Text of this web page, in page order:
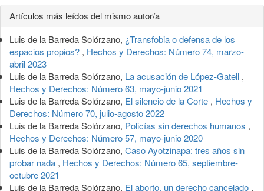
Detalles
del
artículo
Artículos más leídos del mismo autor/a
Luis de la Barreda Solórzano, ¿Transfobia o defensa de los
espacios propios? , Hechos y Derechos: Número 74, marzo-
abril 2023
Luis de la Barreda Solórzano, La acusación de López-Gatell ,
Hechos y Derechos: Número 63, mayo-junio 2021
Luis de la Barreda Solórzano, El silencio de la Corte , Hechos y
Derechos: Número 70, julio-agosto 2022
Luis de la Barreda Solórzano, Policías sin derechos humanos ,
Hechos y Derechos: Número 57, mayo-junio 2020
Luis de la Barreda Solórzano, Caso Ayotzinapa: tres años sin
probar nada , Hechos y Derechos: Número 65, septiembre-
octubre 2021
Luis de la Barreda Solórzano, El aborto, un derecho cancelado ,